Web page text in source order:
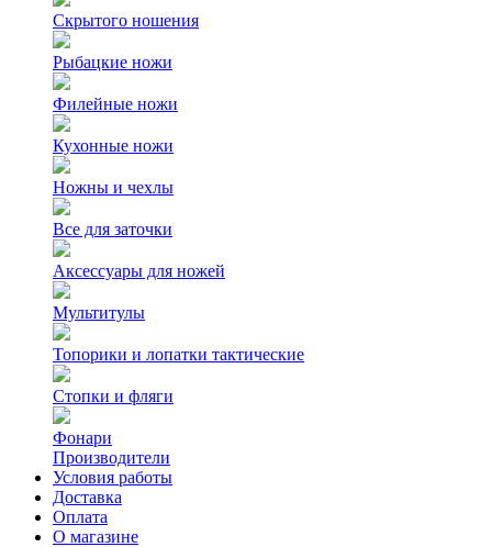
Скрытого ношения
Рыбацкие ножи
Филейные ножи
Кухонные ножи
Ножны и чехлы
Все для заточки
Аксессуары для ножей
Мультитулы
Топорики и лопатки тактические
Стопки и фляги
Фонари
Производители
Условия работы
Доставка
Оплата
О магазине